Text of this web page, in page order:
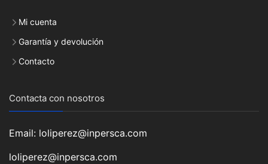
Mi cuenta
Garantía y devolución
Contacto
Contacta con nosotros
Email: loliperez@inpersca.com
loliperez@inpersca.com